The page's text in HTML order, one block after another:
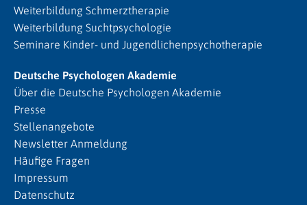
Weiterbildung Schmerztherapie
Weiterbildung Suchtpsychologie
Seminare Kinder- und Jugendlichenpsychotherapie
Deutsche Psychologen Akademie
Über die Deutsche Psychologen Akademie
Presse
Stellenangebote
Newsletter Anmeldung
Häufige Fragen
Impressum
Datenschutz